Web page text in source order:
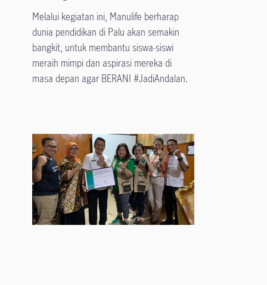
Melalui kegiatan ini, Manulife berharap
dunia pendidikan di Palu akan semakin
bangkit, untuk membantu siswa-siswi
meraih mimpi dan aspirasi mereka di
masa depan agar BERANI #JadiAndalan.